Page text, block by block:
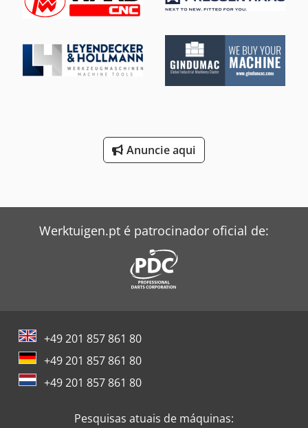
Anuncie aqui
Werktuigen.pt é patrocinador oficial de:
+49 201 857 861 80
+49 201 857 861 80
+49 201 857 861 80
Pesquisas atuais de máquinas: